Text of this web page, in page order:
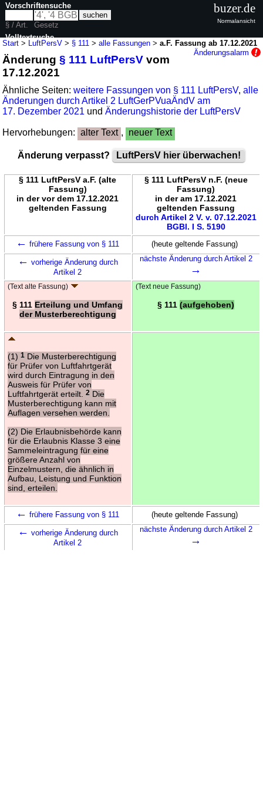
Start > LuftPersV > § 111 >alle Fassungen >a.F. Fassung ab 17.12.2021
Änderungsalarm
Änderung§ 111 LuftPersV vom
17.12.2021
Ähnliche Seiten:weitere Fassungen von § 111 LuftPersV,alle
Änderungen durch Artikel 2 LuftGerPVuaÄndV am
17. Dezember 2021 undÄnderungshistorie der LuftPersV
Hervorhebungen: alter Text , neuer Text
Änderung verpasst? LuftPersV hier überwachen!
§ 111 LuftPersV a.F. (alte
Fassung)
in der vor dem 17.12.2021
geltenden Fassung
§ 111 LuftPersV n.F. (neue
Fassung)
in der am 17.12.2021
geltenden Fassung
durch Artikel 2 V. v. 07.12.2021
BGBl. I S. 5190
← frühere Fassung von § 111 (heute geltende Fassung)
← vorherige Änderung durch
Artikel 2
nächste Änderung durch Artikel 2
→
(Text alte Fassung)
§ 111 Erteilung und Umfang
der Musterberechtigung
(Text neue Fassung)
§ 111 (aufgehoben)
(1) 1Die Musterberechtigung
für Prüfer von Luftfahrtgerät
wird durch Eintragung in den
Ausweis für Prüfer von
Luftfahrtgerät erteilt.
2Die
Musterberechtigung kann mit
Auflagen versehen werden.
(2) Die Erlaubnisbehörde kann
für die Erlaubnis Klasse 3 eine
Sammeleintragung für eine
größere Anzahl von
Einzelmustern, die ähnlich in
Aufbau, Leistung und Funktion
sind, erteilen.
← frühere Fassung von § 111 (heute geltende Fassung)
← vorherige Änderung durch
Artikel 2
nächste Änderung durch Artikel 2
→
Vorschriftensuche
§ / Art.
Gesetz
Volltextsuche
nur in LuftPersV
buzer.de
Normalansicht